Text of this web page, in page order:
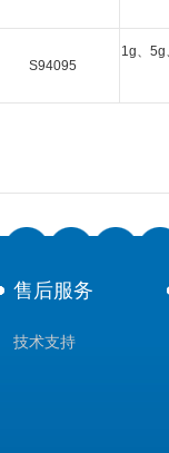
S94095
1g、
售后服务
技术支持